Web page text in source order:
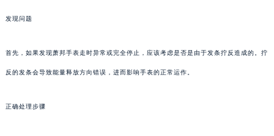
发现问题
首先，如果发现萧邦手表走时异常或完全停止，应该考虑是否是由于发条拧反造成的。拧
反的发条会导致能量释放方向错误，进而影响手表的正常运作。
正确处理步骤